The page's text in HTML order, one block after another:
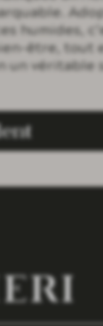
humides,
être, tout
un véritable